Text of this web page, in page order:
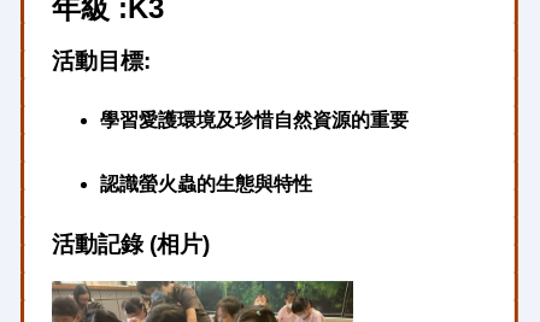
年級 :K3
活動目標:
學習愛護環境及珍惜自然資源的重要
認識螢火蟲的生態與特性
活動記錄 (相片)